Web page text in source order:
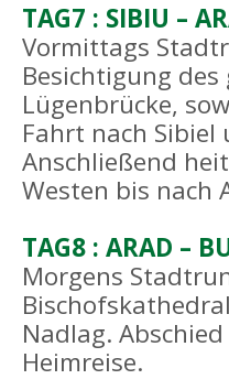
TAG7 : SIBIU –
Vormittags
Besichtigung
Lügenbrücke,
Fahrt nach Sibiel
Anschließend
Westen bis nach
TAG8 : ARAD –
Morgens
Nadlag.
Heimreise.